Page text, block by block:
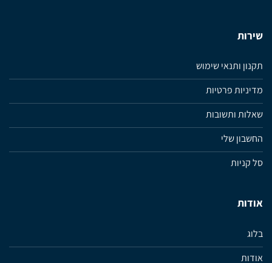
שירות
תקנון ותנאי שימוש
מדיניות פרטיות
שאלות ותשובות
החשבון שלי
סל קניות
אודות
בלוג
אודות